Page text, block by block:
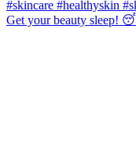
Get your beauty sleep!